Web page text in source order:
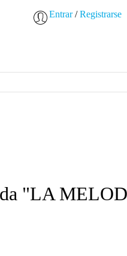
Entrar/Registrarse
"LA